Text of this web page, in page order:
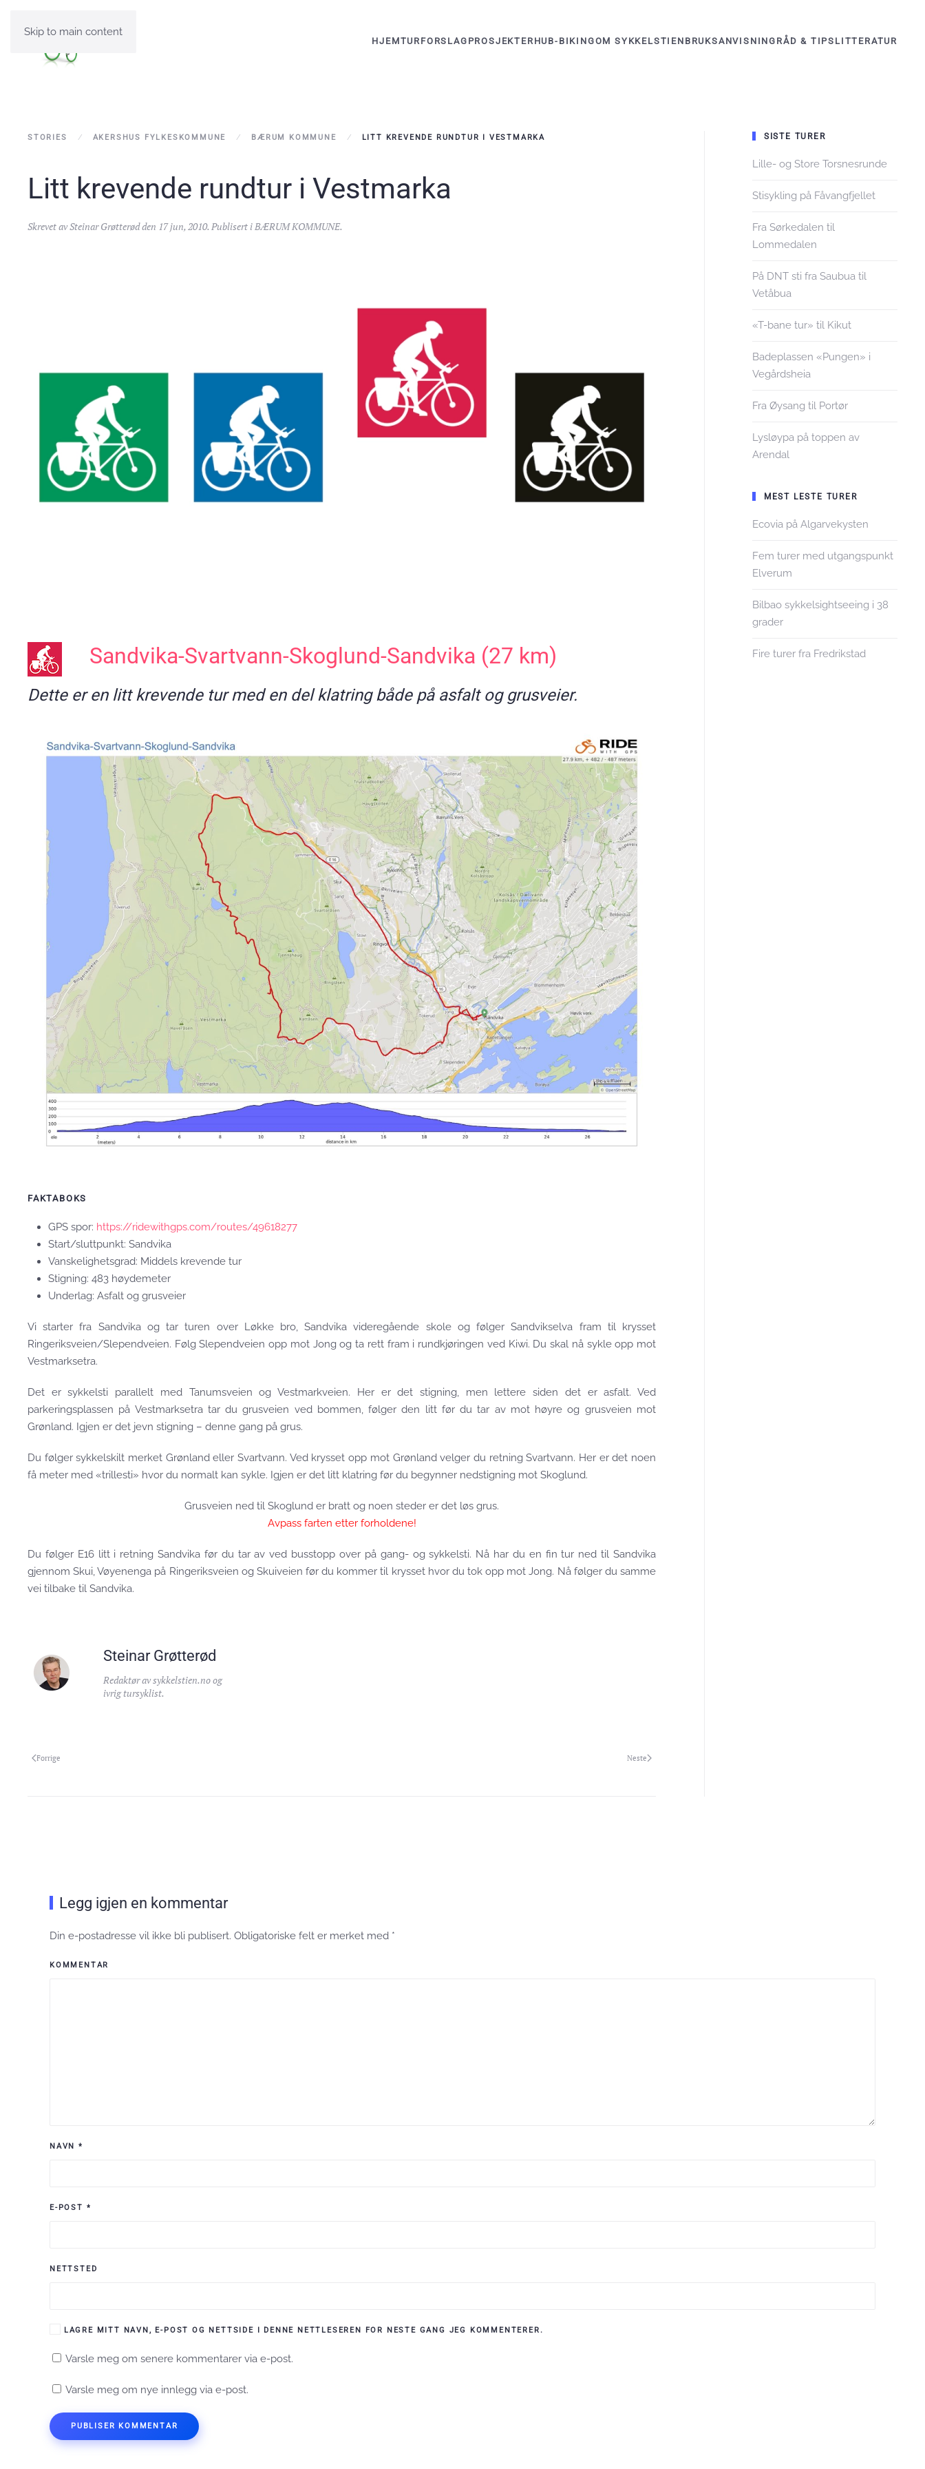
Skip to main content
HJEMTURFORSLAG PROSJEKTERHUB-BIKINGOM SYKKELSTIEN BRUKSANVISNING RÅD & TIPS LITTERATUR
STORIES AKERSHUS FYLKESKOMMUNE BÆRUM KOMMUNE LITT KREVENDE RUNDTUR I VESTMARKA
Litt krevende rundtur i Vestmarka
Skrevet avSteinar Grøtterødden 17 jun, 2010. Publisert iBÆRUM KOMMUNE.
Sandvika-Svartvann-Skoglund-Sandvika (27 km)
Dette er en litt krevende tur med en del klatring både på asfalt og grusveier.
FAKTABOKS
GPS spor: https://ridewithgps.com/routes/49618277
Start/sluttpunkt: Sandvika
Vanskelighetsgrad: Middels krevende tur
Stigning: 483 høydemeter
Underlag: Asfalt og grusveier
Vi starter fra Sandvika og tar turen over Løkke bro, Sandvika videregående skole og følger Sandvikselva fram til krysset
Ringeriksveien/Slependveien. Følg Slependveien opp mot Jong og ta rett fram i rundkjøringen ved Kiwi. Du skal nå sykle opp mot
Vestmarksetra.
Det er sykkelsti parallelt med Tanumsveien og Vestmarkveien. Her er det stigning, men lettere siden det er asfalt. Ved
parkeringsplassen på Vestmarksetra tar du grusveien ved bommen, følger den litt før du tar av mot høyre og grusveien mot
Grønland. Igjen er det jevn stigning – denne gang på grus.
Du følger sykkelskilt merket Grønland eller Svartvann. Ved krysset opp mot Grønland velger du retning Svartvann. Her er det noen
få meter med «trillesti» hvor du normalt kan sykle. Igjen er det litt klatring før du begynner nedstigning mot Skoglund.
Grusveien ned til Skoglund er bratt og noen steder er det løs grus.
Avpass farten etter forholdene!
Du følger E16 litt i retning Sandvika før du tar av ved busstopp over på gang- og sykkelsti. Nå har du en fin tur ned til Sandvika
gjennom Skui, Vøyenenga på Ringeriksveien og Skuiveien før du kommer til krysset hvor du tok opp mot Jong. Nå følger du samme
vei tilbake til Sandvika.
Steinar Grøtterød
Redaktør av sykkelstien.no og
ivrig tursyklist.
Forrige Neste
SISTE TURER
Lille- og Store Torsnesrunde
Stisykling på Fåvangfjellet
Fra Sørkedalen til
Lommedalen
På DNT sti fra Saubua til
Vetåbua
«T-bane tur» til Kikut
Badeplassen «Pungen» i
Vegårdsheia
Fra Øysang til Portør
Lysløypa på toppen av
Arendal
MEST LESTE TURER
Ecovia på Algarvekysten
Fem turer med utgangspunkt
Elverum
Bilbao sykkelsightseeing i 38
grader
Fire turer fra Fredrikstad
Legg igjen en kommentar
Din e-postadresse vil ikke bli publisert. Obligatoriske felt er merket med *
KOMMENTAR
NAVN *
E-POST *
NETTSTED
LAGRE MITT NAVN, E-POST OG NETTSIDE I DENNE NETTLESEREN FOR NESTE GANG JEG KOMMENTERER.
Varsle meg om senere kommentarer via e-post.
Varsle meg om nye innlegg via e-post.
PUBLISER KOMMENTAR